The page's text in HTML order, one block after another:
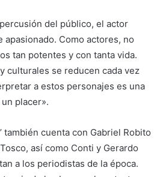
del público, el actor
apasionado. Como actores, no
tan potentes y con tanta vida.
culturales se reducen cada vez
a estos personajes es una
placer».
también cuenta con Gabriel Robito
así como Conti y Gerardo
a los periodistas de la época.